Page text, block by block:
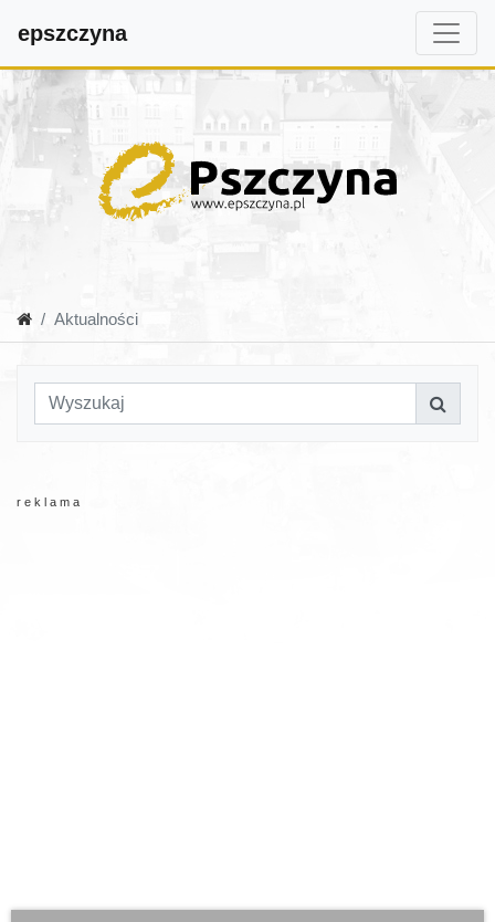
epszczyna
Aktualności
r e k l a m a